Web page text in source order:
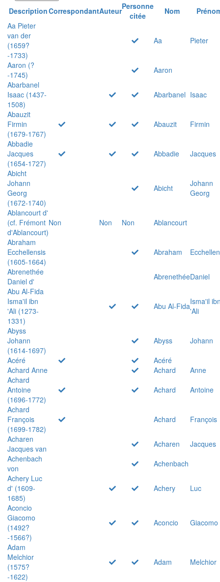
DescriptionCorrespondantAuteurPersonne
citée
Nom
Aa Pieter
van der
(1659?
-1733)
Aa Pieter
Aaron (?
-1745)
Aaron
Abarbanel
Isaac (1437-
1508)
Abarbanel Isaac
Abauzit
Firmin
(1679-1767)
Abauzit
Firmin
Abbadie
Jacques
(1654-1727)
Abbadie
Jacques
Abicht
Johann
Georg
(1672-1740)
Abicht
Johann
Georg
Ablancourt d'
(cf. Frémont
d'Ablancourt)
Non Non Non
Ablancourt
Abraham
Ecchellensis
(1605-1664)
Abraham
Abrenethée
Daniel d'
AbrenethéeDaniel
Abu Al-Fida
Isma'il ibn
'Ali (1273-
1331)
Abu Al-FidaIsma'il
'Ali
Abyss
Johann
(1614-1697)
Abyss
Johann
Acéré
Acéré
Achard Anne
Achard
Anne
Achard
Antoine
(1696-1772)
Achard
Antoine
Achard
François
(1699-1782)
Achard
François
Acharen
Jacques van
Acharen
Jacques
Achenbach
von
Achenbach
Achery Luc
d' (1609-
1685)
Achery
Luc
Aconcio
Giacomo
(1492?
-1566?)
Aconcio Giacomo
Adam
Melchior
(1575?
-1622)
Adam Melchior